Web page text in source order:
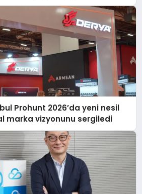
Prohunt 2026’da yeni nesil
marka vizyonunu sergiledi